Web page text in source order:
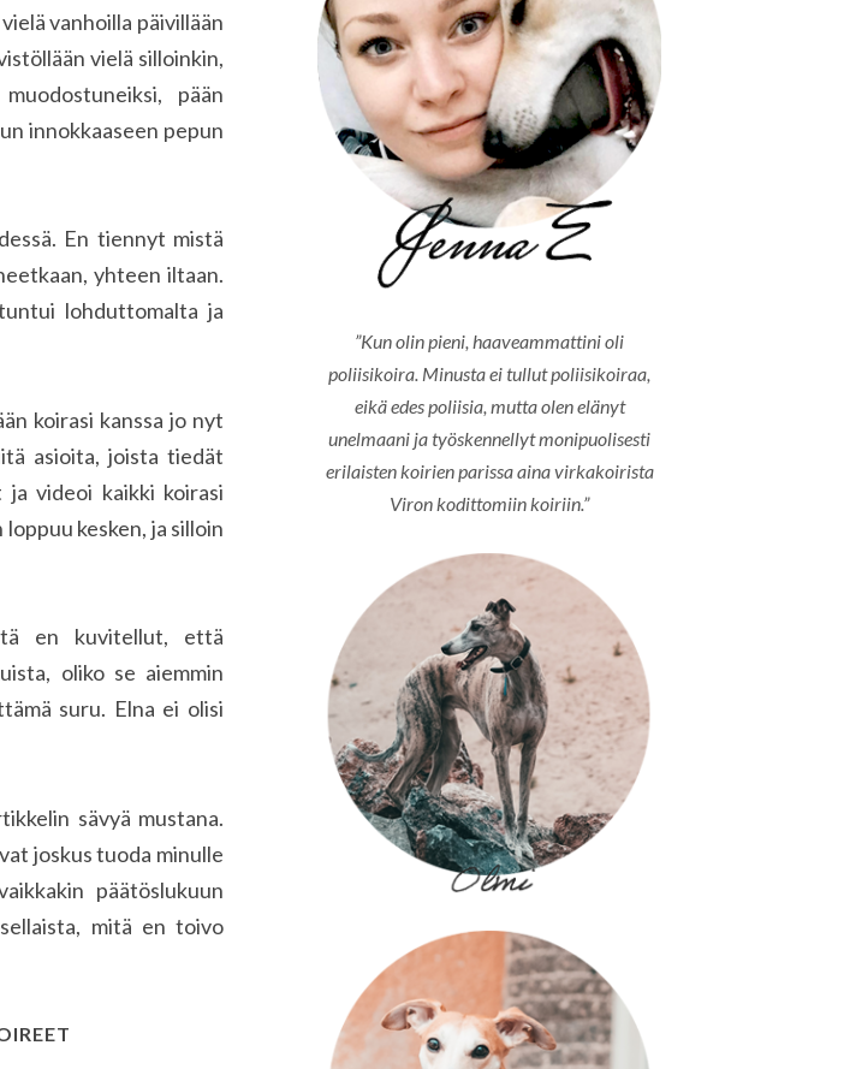
vanhoilla päivillään
vielä silloinkin,
pään
innokkaaseen pepun
En tiennyt mistä
yhteen iltaan.
lohduttomalta ja
koirasi kanssa jo nyt
asioita, joista tiedät
videoi kaikki koirasi
kesken, ja silloin
en kuvitellut, että
oliko se aiemmin
suru. Elna ei olisi
sävyä mustana.
joskus tuoda minulle
päätöslukuun
mitä en toivo
”Kun olin pieni, haaveammattini oli
poliisikoira. Minusta ei tullut poliisikoiraa,
eikä edes poliisia, mutta olen elänyt
unelmaani ja työskennellyt monipuolisesti
erilaisten koirien parissa aina virkakoirista
Viron kodittomiin koiriin.”